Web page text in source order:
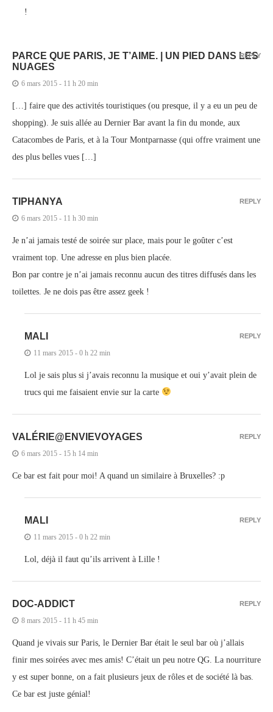
!
PARCE QUE PARIS, JE T’AIME. | UN PIED DANS LES
NUAGES
6 mars 2015 - 11 h 20 min
[…] faire que des activités touristiques (ou presque, il y a eu un peu de
shopping). Je suis allée au Dernier Bar avant la fin du monde, aux
Catacombes de Paris, et à la Tour Montparnasse (qui offre vraiment une
des plus belles vues […]
REPLY
TIPHANYA
6 mars 2015 - 11 h 30 min
Je n’ai jamais testé de soirée sur place, mais pour le goûter c’est
vraiment top. Une adresse en plus bien placée.
Bon par contre je n’ai jamais reconnu aucun des titres diffusés dans les
toilettes. Je ne dois pas être assez geek !
REPLY
MALI
11 mars 2015 - 0 h 22 min
Lol je sais plus si j’avais reconnu la musique et oui y’avait plein de
trucs qui me faisaient envie sur la carte
REPLY
VALÉRIE@ENVIEVOYAGES
6 mars 2015 - 15 h 14 min
Ce bar est fait pour moi! A quand un similaire à Bruxelles? :p
REPLY
MALI
11 mars 2015 - 0 h 22 min
Lol, déjà il faut qu’ils arrivent à Lille !
REPLY
DOC-ADDICT
8 mars 2015 - 11 h 45 min
Quand je vivais sur Paris, le Dernier Bar était le seul bar où j’allais
finir mes soirées avec mes amis! C’était un peu notre QG. La nourriture
y est super bonne, on a fait plusieurs jeux de rôles et de société là bas.
Ce bar est juste génial!
REPLY